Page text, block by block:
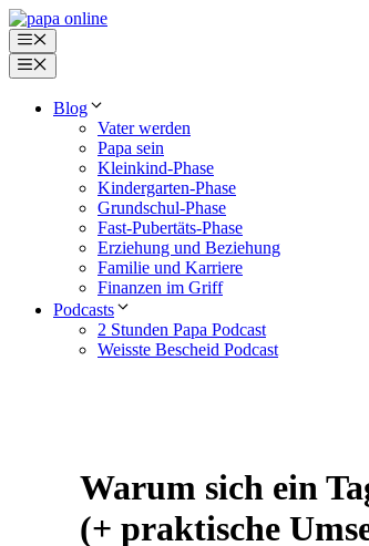
Zum
Inhalt
springen
Menü
Menü
Blog
Vater werden
Papa sein
Kleinkind-Phase
Kindergarten-Phase
Grundschul-Phase
Fast-Pubertäts-Phase
Erziehung und Beziehung
Familie und Karriere
Finanzen im Griff
Podcasts
2 Stunden Papa Podcast
Weisste Bescheid Podcast
Warum sich ein
(+ praktische